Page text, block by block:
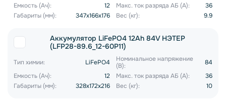
Емкость (Ач):
12 Макс. ток разряда АБ (А):
36
Габариты (мм):
347x166x176 Вес (кг): 9.9
Аккумулятор LiFePO4 12Ah 84V НЭТЕР
(LFP28-89.6_12-60P11)
Тип химии: LiFePO4
Номинальное напряжение
(В):
84
Емкость (Ач):
12 Макс. ток разряда АБ (А):
36
Габариты (мм):
328x172x216 Вес (кг): 10